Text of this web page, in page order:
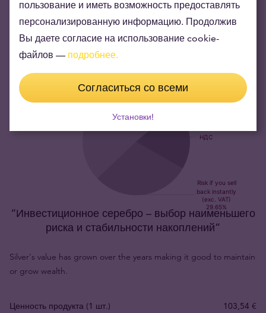
конвертируемость серебряных слитков PAMP у
инвесторов, банков и инвестиционных дилеров.
“Инвестиционное серебро – выбор наименьшего
риска и стабильности накоплений”
Silver's value has grown over the years making it good to maintain
or grow wealth.
Ценность продукта (1 шт.) 103,54 €
пользование и иметь возможность предоставлять
персонализированную информацию. Продолжив
Вы даете согласие на использование cookie-
файлов — подробнее.
Согласиться со всеми
Установки!